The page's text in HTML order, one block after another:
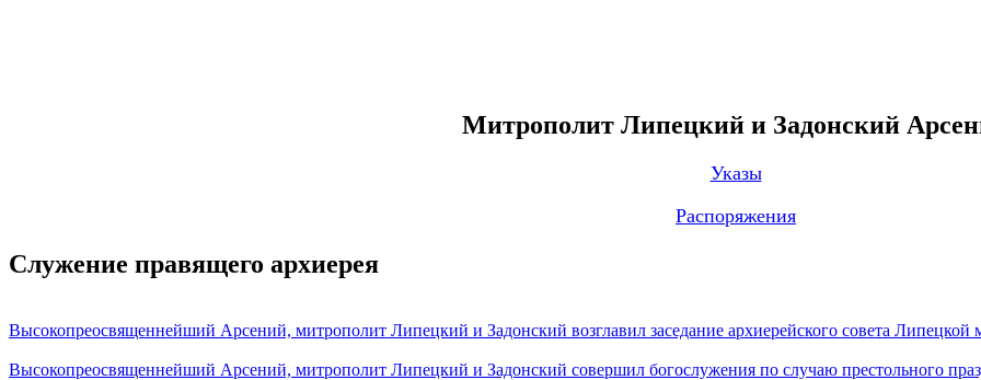
Митрополит Липецкий и Задонский
Указы
Распоряжения
Служение правящего архиерея
Высокопреосвященнейший Арсений, митрополит Липецкий и Задонский возглавил заседание архиерейского совета Липецкой
Высокопреосвященнейший Арсений, митрополит Липецкий и Задонский совершил богослужения по случаю престольного